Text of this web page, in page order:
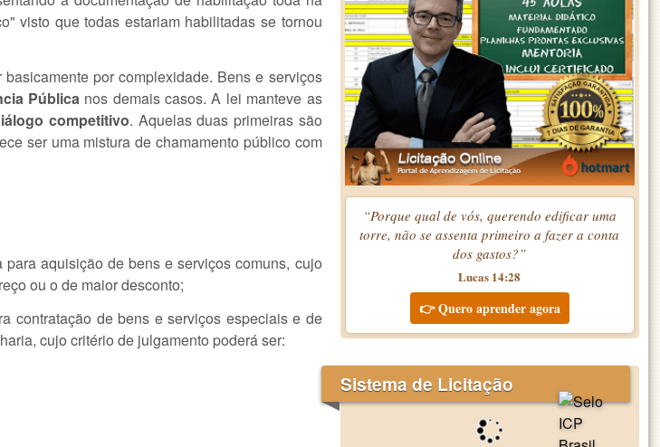
visto que todas estariam habilitadas se tornou
basicamente por complexidade. Bens e serviços
Pública nos demais casos. A lei manteve as
competitivo. Aquelas duas primeiras são
ser uma mistura de chamamento público com
aquisição de bens e serviços comuns, cujo
ou o de maior desconto;
contratação de bens e serviços especiais e de
cujo critério de julgamento poderá ser:
“Porque qual de vós, querendo edificar uma
torre, não se assenta primeiro a fazer a conta
dos gastos?”
Lucas 14:28
👉 Quero aprender agora
Sistema de Licitação